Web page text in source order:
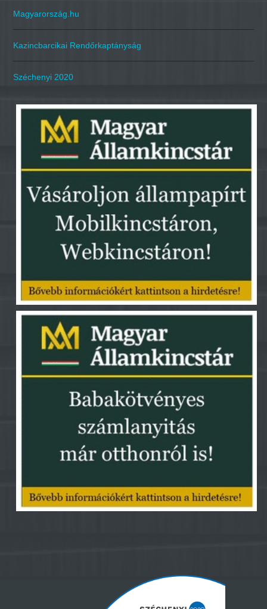
Magyarország.hu
Kazincbarcikai Rendőrkaptányság
Széchenyi 2020